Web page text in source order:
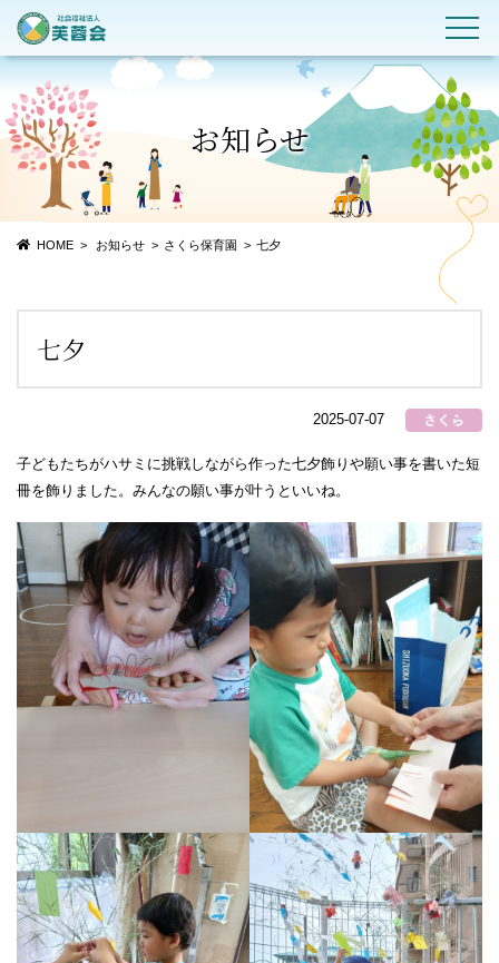
お知らせ
HOME お知らせ さくら保育園 七夕
七夕
2025-07-07
子どもたちがハサミに挑戦しながら作った七夕飾りや願い事を書いた短
冊を飾りました。みんなの願い事が叶うといいね。